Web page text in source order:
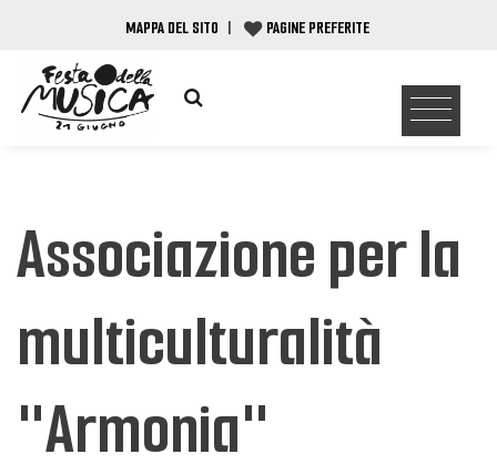
MAPPA DEL SITO | PAGINE PREFERITE
Associazione per la
multiculturalità
"Armonia"